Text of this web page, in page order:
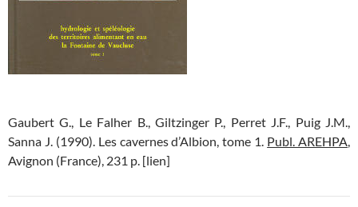
Gaubert G., Le Falher B., Giltzinger P., Perret J.F., Puig J.M.,
Sanna J. (1990). Les cavernes d’Albion, tome 1. Publ. AREHPA,
Avignon (France), 231 p. [lien]